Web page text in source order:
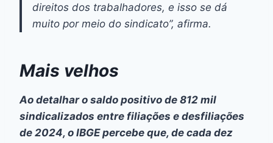
direitos dos trabalhadores, e isso se dá
muito por meio do sindicato”, afirma.
Mais velhos
Ao detalhar o saldo positivo de 812 mil
sindicalizados entre filiações e desfiliações
de 2024, o IBGE percebe que, de cada dez